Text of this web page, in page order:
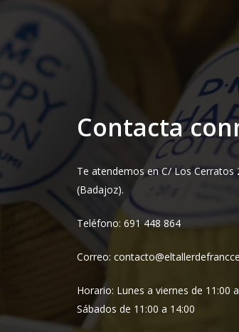
Contacta
Te atendemos en C/ Los Cerratos
(Badajoz).
Teléfono: 691 448 864
Correo:
Horario: Lunes a viernes de 11:00
Sábados de 11:00 a 14:00